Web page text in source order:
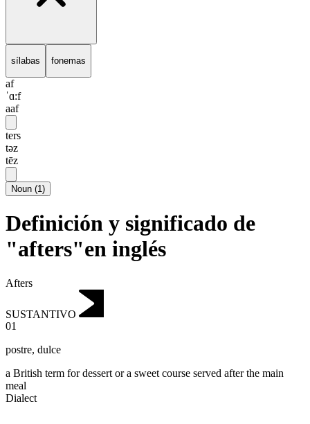
sílabas fonemas
af
ˈɑ:f
aaf
ters
təz
tēz
Noun (1)
Definición y significado de
"afters"en inglés
Afters
SUSTANTIVO
01
postre, dulce
a British term for dessert or a sweet course served after the main
meal
Dialect